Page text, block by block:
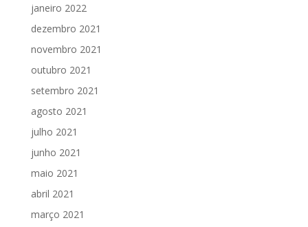
janeiro 2022
dezembro 2021
novembro 2021
outubro 2021
setembro 2021
agosto 2021
julho 2021
junho 2021
maio 2021
abril 2021
março 2021